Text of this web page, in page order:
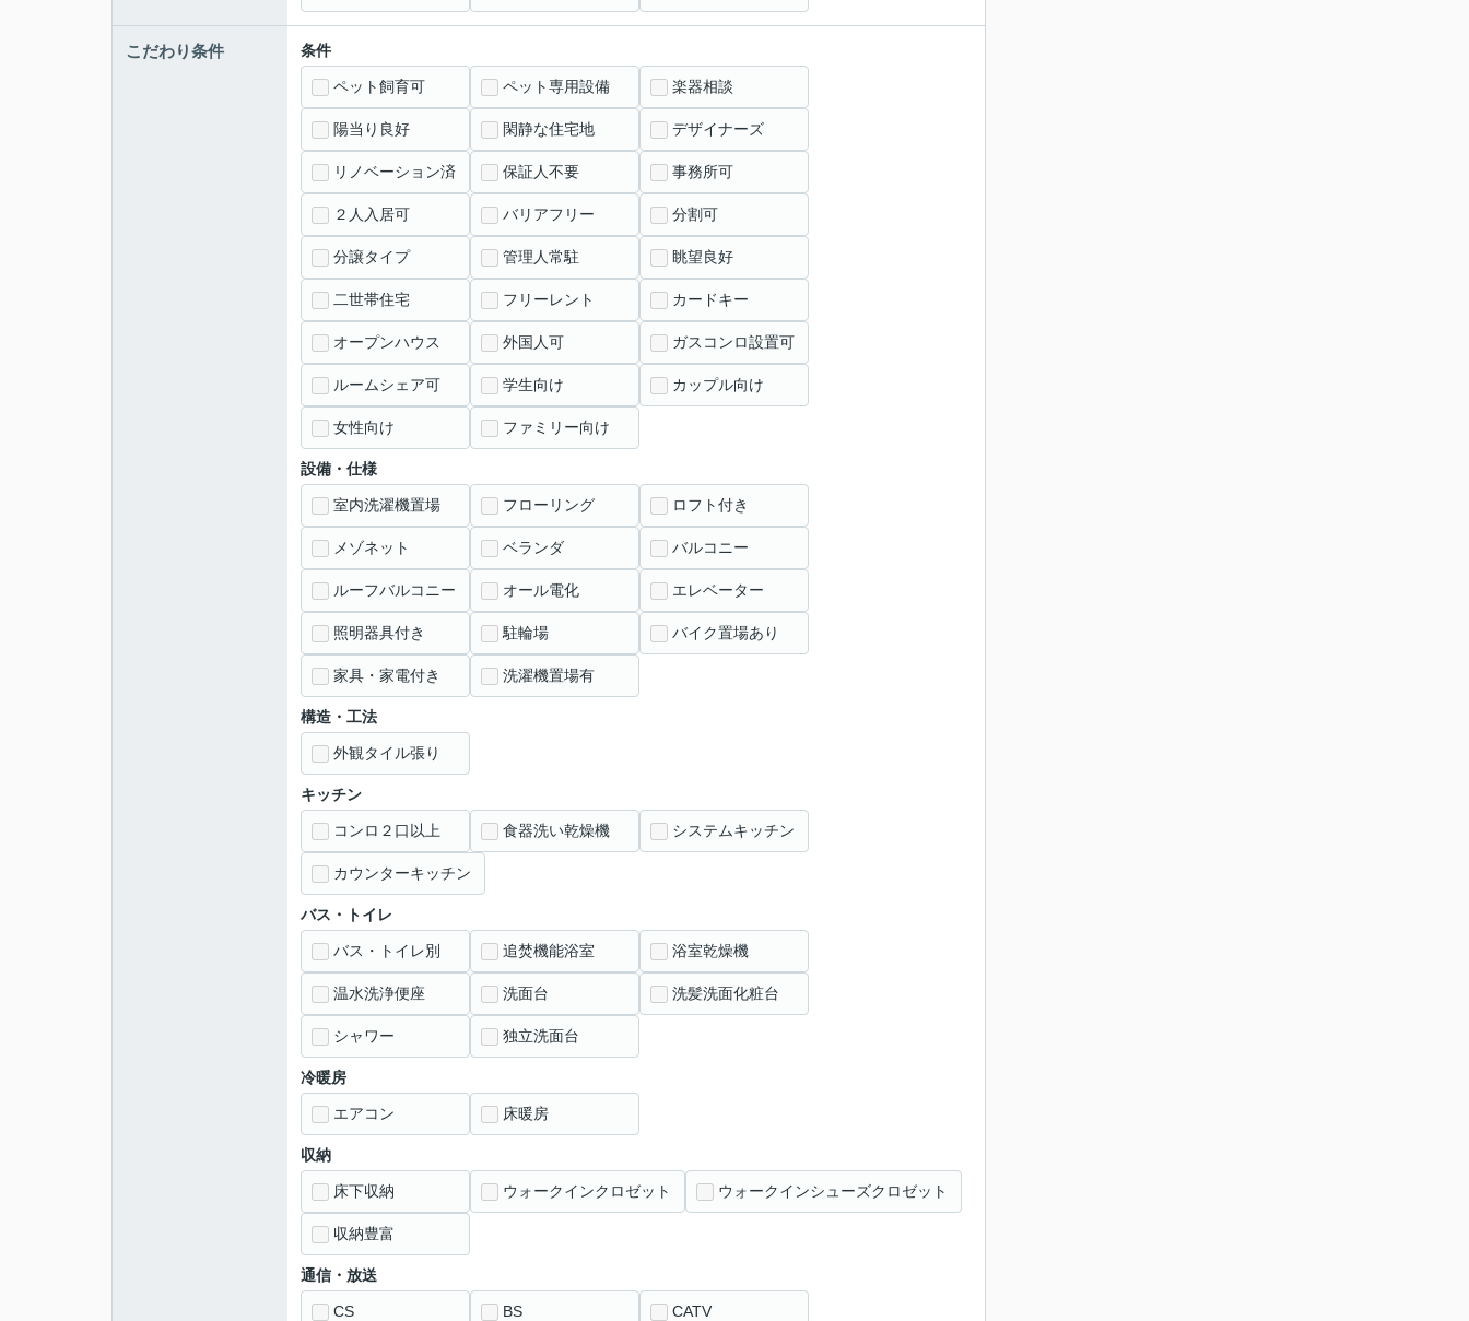
こだわり条件 条件
ペット飼育可 ペット専用設備 楽器相談
陽当り良好 閑静な住宅地 デザイナーズ
リノベーション済 保証人不要 事務所可
２人入居可 バリアフリー 分割可
分譲タイプ 管理人常駐 眺望良好
二世帯住宅 フリーレント カードキー
オープンハウス 外国人可 ガスコンロ設置可
ルームシェア可 学生向け カップル向け
女性向け ファミリー向け
設備・仕様
室内洗濯機置場 フローリング ロフト付き
メゾネット ベランダ バルコニー
ルーフバルコニー オール電化 エレベーター
照明器具付き 駐輪場 バイク置場あり
家具・家電付き 洗濯機置場有
構造・工法
外観タイル張り
キッチン
コンロ２口以上 食器洗い乾燥機 システムキッチン
カウンターキッチン
バス・トイレ
バス・トイレ別 追焚機能浴室 浴室乾燥機
温水洗浄便座 洗面台 洗髪洗面化粧台
シャワー 独立洗面台
冷暖房
エアコン 床暖房
収納
床下収納 ウォークインクロゼット ウォークインシューズクロゼット
収納豊富
通信・放送
CS BS CATV